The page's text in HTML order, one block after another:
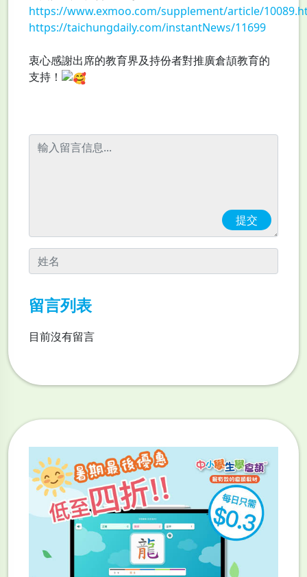
https://www.exmoo.com/supplement/article/
https://taichungdaily.com/instantNews/11699
衷心感謝出席的教育界及持份者對推廣倉頡教育的
支持！
留言列表
目前沒有留言